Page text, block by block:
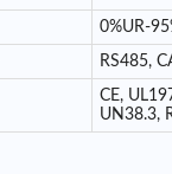
0%UR-
RS485,
CE,
UN38.3,